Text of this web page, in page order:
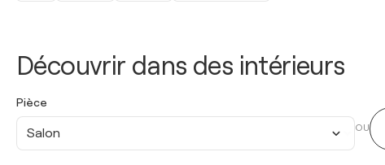
Découvrir dans des intérieurs
Pièce
Salon OU